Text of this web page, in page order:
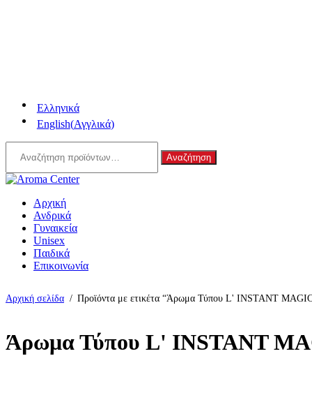
Ελληνικά
English(Αγγλικά)
για:
Αναζήτηση
Αρχική
Ανδρικά
Γυναικεία
Unisex
Παιδικά
Επικοινωνία
Αρχική σελίδα / Προϊόντα με ετικέτα “Άρωμα Τύπου L' INSTANT
Άρωμα Τύπου L' INSTANT